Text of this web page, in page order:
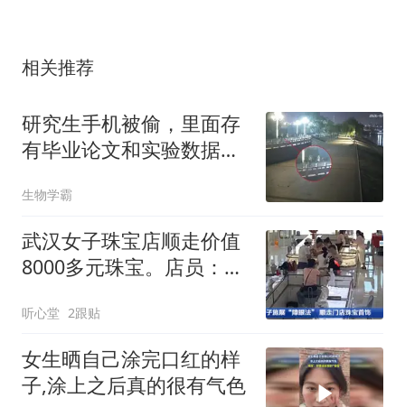
相关推荐
研究生手机被偷，里面存
有毕业论文和实验数据，
回
生物学霸
武汉女子珠宝店顺走价值
8000多元珠宝。店员：她
听心堂 2跟贴
女生晒自己涂完口红的样
子,涂上之后真的很有气色